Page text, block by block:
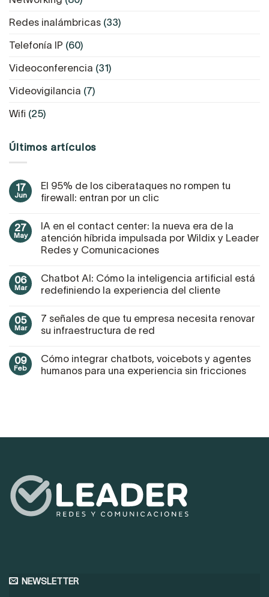
Redes inalámbricas (33)
Telefonía IP (60)
Videoconferencia (31)
Videovigilancia (7)
Wifi (25)
Últimos artículos
17
Jun
El 95% de los ciberataques no rompen tu
firewall: entran por un clic
27
May
IA en el contact center: la nueva era de la
atención híbrida impulsada por Wildix y Leader
Redes y Comunicaciones
06
Mar
Chatbot AI: Cómo la inteligencia artificial está
redefiniendo la experiencia del cliente
05
Mar
7 señales de que tu empresa necesita renovar
su infraestructura de red
09
Feb
Cómo integrar chatbots, voicebots y agentes
humanos para una experiencia sin fricciones
NEWSLETTER